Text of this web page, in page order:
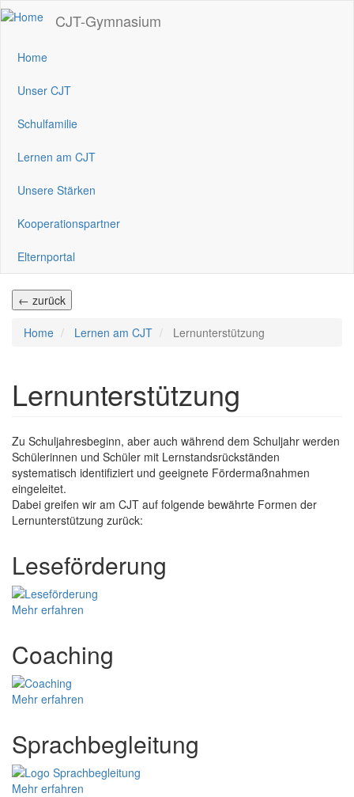
Direkt
zum
CJT-Gymnasium
Home
Unser CJT
Schulfamilie
Lernen am CJT
Unsere Stärken
Kooperationspartner
Elternportal
← zurück
Home Lernen am CJT Lernunterstützung
Lernunterstützung
Zu Schuljahresbeginn, aber auch während dem Schuljahr werden
Schülerinnen und Schüler mit Lernstandsrückständen
systematisch identifiziert und geeignete Fördermaßnahmen
eingeleitet.
Dabei greifen wir am CJT auf folgende bewährte Formen der
Lernunterstützung zurück:
Leseförderung
Mehr erfahren
Coaching
Mehr erfahren
Sprachbegleitung
Mehr erfahren